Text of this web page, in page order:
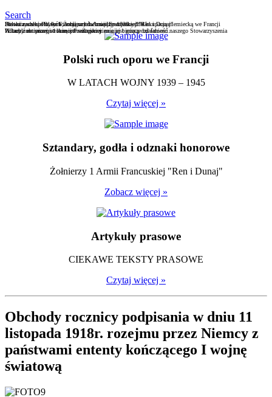
Search
Stowarzyszenie Byłych Żołnierzy 1 Armii Francuskiej "Ren i Dunaj"
Witamy na naszej stronie, prezentujemy na niej bieżącą działalność naszego Stowarzyszenia
Historia walki Polaków, emigrantów międzywojennych z okupacją niemiecką we Francji
"L'oubli est pire que la mort" - Zapomnienie jest gorsze od śmierci.
Polski ruch oporu we Francji w latach wojny 1939 – 1945
Polacy żołnierzami 1 Armii Francuskiej
Polski ruch oporu we Francji
W LATACH WOJNY 1939 – 1945
Czytaj więcej »
Sztandary, godła i odznaki honorowe
Żołnierzy 1 Armii Francuskiej "Ren i Dunaj"
Zobacz więcej »
Artykuły prasowe
CIEKAWE TEKSTY PRASOWE
Czytaj więcej »
Obchody rocznicy podpisania w dniu 11
listopada 1918r. rozejmu przez Niemcy z
państwami ententy kończącego I wojnę
światową